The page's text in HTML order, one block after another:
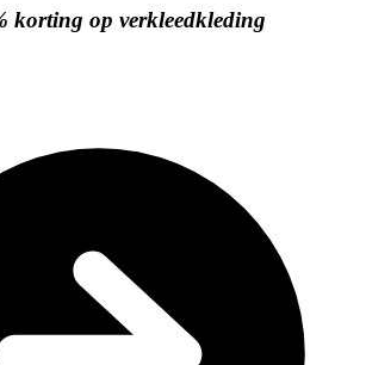
korting op verkleedkleding